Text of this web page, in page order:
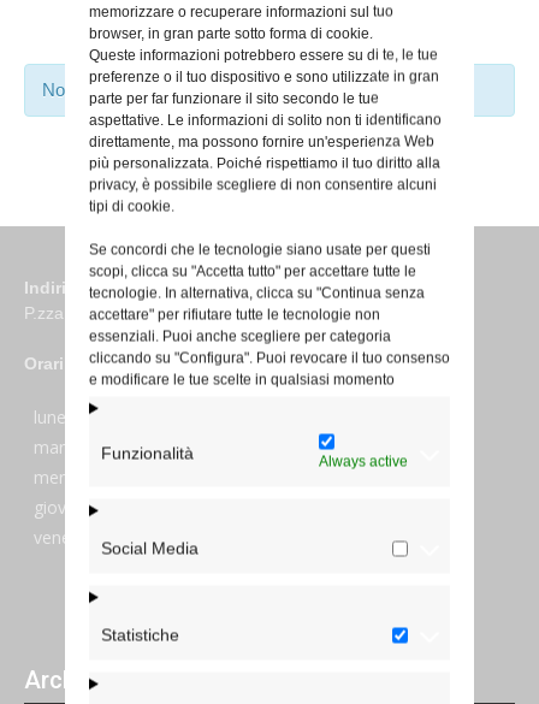
memorizzare o recuperare informazioni sul tuo
browser, in gran parte sotto forma di cookie.
Queste informazioni potrebbero essere su di te, le tue
preferenze o il tuo dispositivo e sono utilizzate in gran
parte per far funzionare il sito secondo le tue
aspettative. Le informazioni di solito non ti identificano
direttamente, ma possono fornire un'esperienza Web
più personalizzata. Poiché rispettiamo il tuo diritto alla
privacy, è possibile scegliere di non consentire alcuni
tipi di cookie.
Se concordi che le tecnologie siano usate per questi
scopi, clicca su "Accetta tutto" per accettare tutte le
tecnologie. In alternativa, clicca su "Continua senza
accettare" per rifiutare tutte le tecnologie non
essenziali. Puoi anche scegliere per categoria
cliccando su "Configura". Puoi revocare il tuo consenso
e modificare le tue scelte in qualsiasi momento
Funzionalità Always active
Social Media
Statistiche
Prossimi Eventi
Non sono stati trovati risultati.
Indirizzo
P.zza S. Giovanni in Laterano 6 00184 Roma
Orari
lunedi:
martedi:
7:45–13:15 e 14:00-17:30
mercoledi:
7:45–13:15 e 14:00-17:30
giovedi:
venerdi:
Archivi giornalieri degli articoli pubblicati